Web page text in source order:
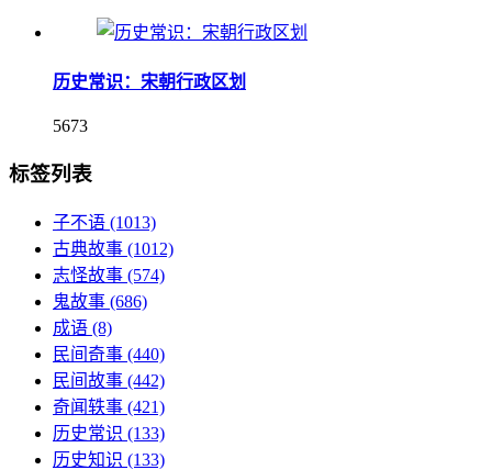
历史常识：宋朝行政区划
5673
标签列表
子不语 (1013)
古典故事 (1012)
志怪故事 (574)
鬼故事 (686)
成语 (8)
民间奇事 (440)
民间故事 (442)
奇闻轶事 (421)
历史常识 (133)
历史知识 (133)